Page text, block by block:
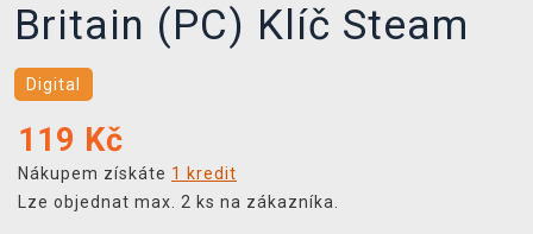
Britain (PC) Klíč Steam
Digital
119 Kč
Nákupem získáte 1 kredit
Lze objednat max. 2 ks na zákazníka.